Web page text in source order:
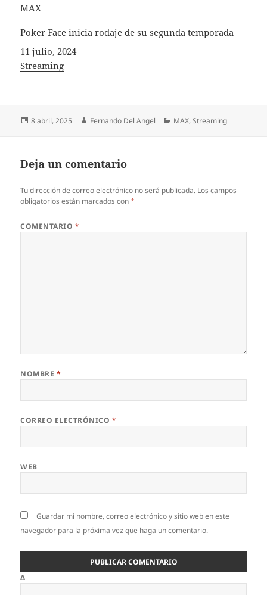
In relation to
MAX
Poker Face inicia rodaje de su segunda temporada
Fecha
11 julio, 2024
In relation to
Streaming
Publicado
8 abril, 2025 Autor
Fernando Del Angel Categorías
MAX,Streaming
Deja un comentario
Tu dirección de correo electrónico no será publicada. Los campos
obligatorios están marcados con*
COMENTARIO *
NOMBRE *
CORREO ELECTRÓNICO *
WEB
Guardar mi nombre, correo electrónico y sitio web en este
navegador para la próxima vez que haga un comentario.
Δ